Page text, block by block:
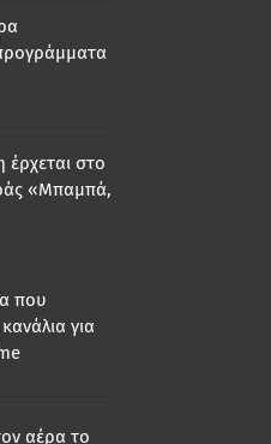
έρχεται στο
«Μπαμπά,
που
για
αέρα το